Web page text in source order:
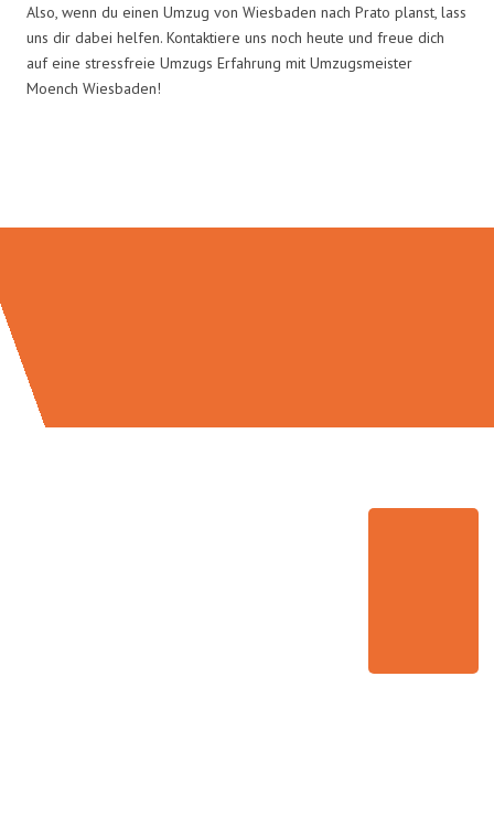
Also, wenn du einen Umzug von Wiesbaden nach Prato planst, lass
uns dir dabei helfen. Kontaktiere uns noch heute und freue dich
auf eine stressfreie Umzugs Erfahrung mit Umzugsmeister
Moench Wiesbaden!